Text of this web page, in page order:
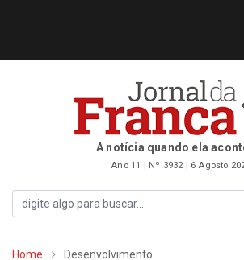
A notícia quando ela
Ano 11 | Nº 3932 | 6 Agosto
Home Desenvolvimento